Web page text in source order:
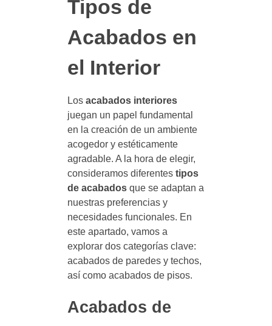
Tipos de
Acabados en
el Interior
Los acabados interiores
juegan un papel fundamental
en la creación de un ambiente
acogedor y estéticamente
agradable. A la hora de elegir,
consideramos diferentes tipos
de acabadosque se adaptan a
nuestras preferencias y
necesidades funcionales. En
este apartado, vamos a
explorar dos categorías clave:
acabados de paredes y techos,
así como acabados de pisos.
Acabados de